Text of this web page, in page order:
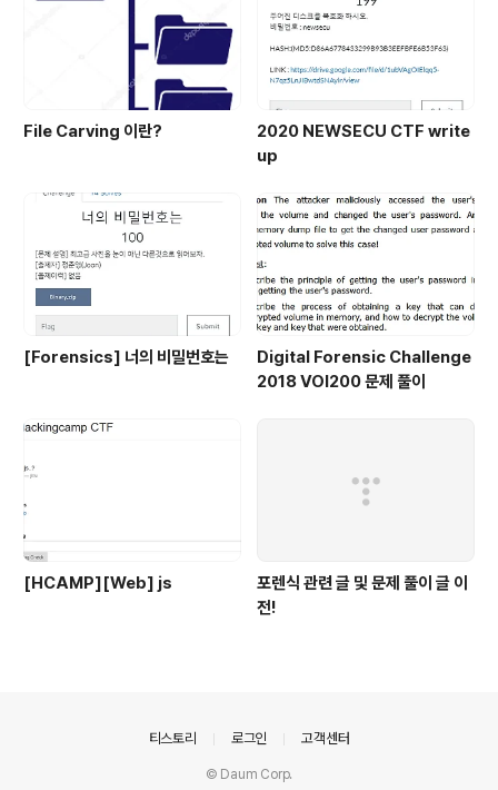
File Carving 이란?
2020 NEWSECU CTF write
up
[Forensics] 너의 비밀번호는
Digital Forensic Challenge
2018 VOI200 문제 풀이
[HCAMP][Web] js
포렌식 관련 글 및 문제 풀이 글 이
전!
티스토리 로그인 고객센터
© Daum Corp.